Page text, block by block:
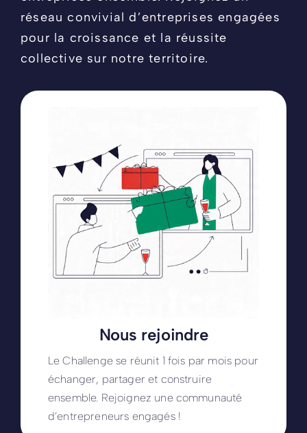
réseau convivial d’entreprises engagées
pour la croissance et la réussite
collective sur notre territoire.
Nous rejoindre
Le Challenge se réunit 1 fois par mois pour
échanger, partager et construire
ensemble. Rejoignez une communauté
d’entrepreneurs engagés !